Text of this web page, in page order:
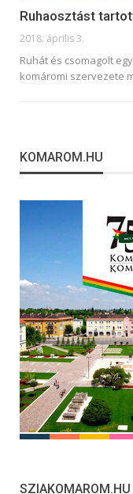
Ruhaosztást
2018. április 3.
Ruhát és csomagolt
komáromi szervezete
KOMAROM.HU
SZIAKOMAROM.HU